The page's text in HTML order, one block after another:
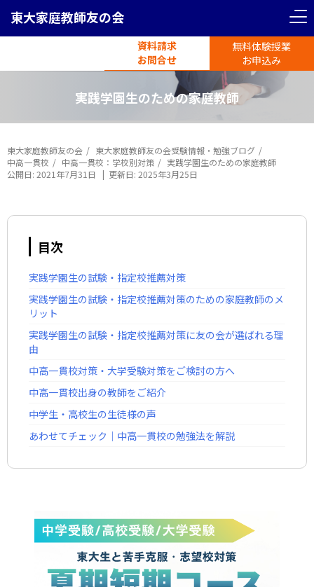
東大家庭教師友の会
資料請求
お問合せ
無料体験授業
お申込み
実践学園生のための家庭教師
東大家庭教師友の会
東大家庭教師友の会受験情報・勉強ブログ
中高一貫校
中高一貫校：学校別対策
実践学園生のための家庭教師
公開日: 2021年7月31日 更新日: 2025年3月25日
目次
実践学園生の試験・指定校推薦対策
実践学園生の試験・指定校推薦対策のための家庭教師のメ
リット
実践学園生の試験・指定校推薦対策に友の会が選ばれる理
由
中高一貫校対策・大学受験対策をご検討の方へ
中高一貫校出身の教師をご紹介
中学生・高校生の生徒様の声
あわせてチェック｜中高一貫校の勉強法を解説